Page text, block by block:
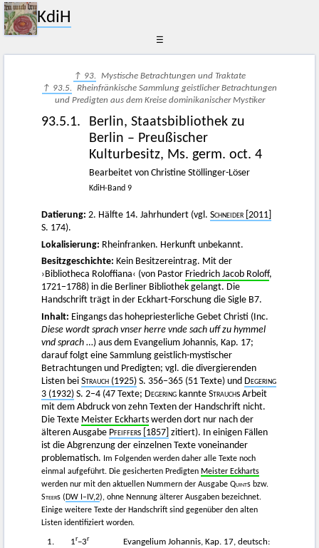
KdiH
☰
↑ 93. Mystische Betrachtungen und Traktate
↑ 93.5. Rheinfränkische Sammlung geistlicher Betrachtungen
und Predigten aus dem Kreise dominikanischer Mystiker
93.5.1.
Berlin, Staatsbibliothek zu
Berlin – Preußischer
Kulturbesitz, Ms. germ. oct. 4
Bearbeitet von Christine Stöllinger-Löser
KdiH-Band 9
Datierung: 2. Hälfte 14. Jahrhundert (vgl. Schneider [2011]
S. 174).
Lokalisierung: Rheinfranken. Herkunft unbekannt.
Besitzgeschichte: Kein Besitzereintrag. Mit der
›Bibliotheca Roloffiana‹ (von Pastor Friedrich Jacob Roloff,
1721−1788) in die Berliner Bibliothek gelangt. Die
Handschrift trägt in der Eckhart-Forschung die Sigle B7.
Inhalt: Eingangs das hohepriesterliche Gebet Christi (Inc.
Diese wordt sprach vnser herre vnde sach uff zu hymmel
vnd sprach …) aus dem Evangelium Johannis, Kap. 17;
darauf folgt eine Sammlung geistlich-mystischer
Betrachtungen und Predigten; vgl. die divergierenden
Listen bei Strauch (1925) S. 356−365 (51 Texte) und Degering
3 (1932) S. 2−4 (47 Texte; Degering kannte Strauchs Arbeit
mit dem Abdruck von zehn Texten der Handschrift nicht.
Die Texte Meister Eckharts werden dort nur nach der
älteren Ausgabe Pfeiffers [1857] zitiert). In einigen Fällen
ist die Abgrenzung der einzelnen Texte voneinander
problematisch. Im Folgenden werden daher alle Texte noch
einmal aufgeführt. Die gesicherten Predigten Meister Eckharts
werden nur mit den aktuellen Nummern der Ausgabe Quints bzw.
Steers ( DW I–IV,2), ohne Nennung älterer Ausgaben bezeichnet.
Einige weitere Texte der Handschrift sind gegenüber den alten
Listen identifiziert worden.
1. 1r−3r
Evangelium Johannis, Kap. 17, deutsch: